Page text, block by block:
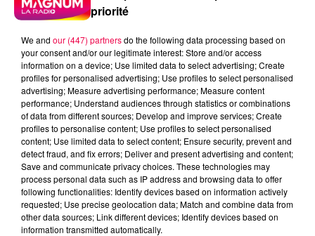
5 août 2026
Des assiettes Linvosges rappelées pour
excès de plomb
Du plomb a été détecté dans deux assiettes en
céramique vendues entre 2020 et 2022 par Linvosges.
priorité
We and our (447) partnersdo the following data processing based on
your consent and/or our legitimate interest: Store and/or access
information on a device; Use limited data to select advertising; Create
profiles for personalised advertising; Use profiles to select personalised
advertising; Measure advertising performance; Measure content
performance; Understand audiences through statistics or combinations
of data from different sources; Develop and improve services; Create
profiles to personalise content; Use profiles to select personalised
content; Use limited data to select content; Ensure security, prevent and
detect fraud, and fix errors; Deliver and present advertising and content;
Save and communicate privacy choices. These technologies may
process personal data such as IP address and browsing data to offer
following functionalities: Identify devices based on information actively
requested; Use precise geolocation data; Match and combine data from
other data sources; Link different devices; Identify devices based on
information transmitted automatically.